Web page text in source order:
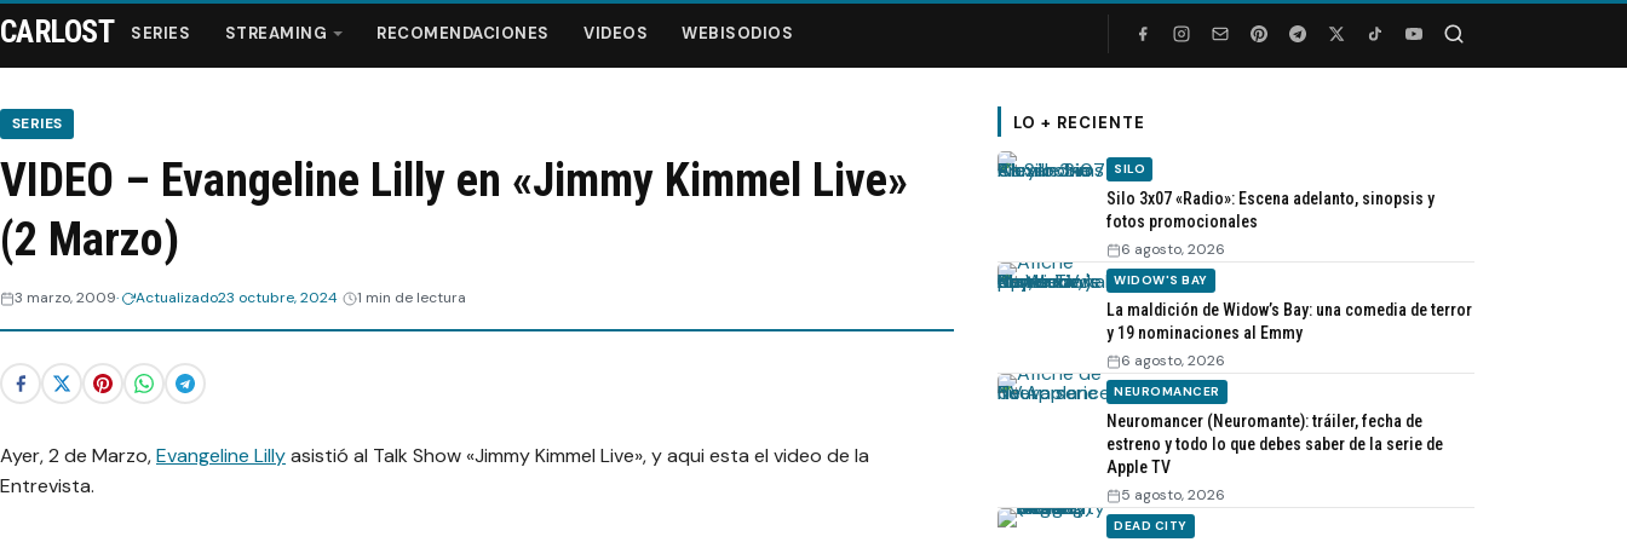
Series
Streaming
Videos
Webisodios
CARLOST SERIES STREAMING RECOMENDACIONES VIDEOS WEBISODIOS
SERIES
VIDEO – Evangeline Lilly en «Jimmy Kimmel Live»
(2 Marzo)
3 marzo, 2009 Actualizado23 octubre, 2024 1 min de lectura
Ayer, 2 de Marzo,Evangeline Lillyasistió al Talk Show «Jimmy Kimmel Live», y aqui esta el video de la
Entrevista.
LO + RECIENTE
SILO
Silo 3x07 «Radio»: Escena adelanto, sinopsis y
fotos promocionales
6 agosto, 2026
WIDOW'S BAY
La maldición de Widow’s Bay: una comedia de terror
y 19 nominaciones al Emmy
6 agosto, 2026
NEUROMANCER
Neuromancer (Neuromante): tráiler, fecha de
estreno y todo lo que debes saber de la serie de
Apple TV
5 agosto, 2026
DEAD CITY